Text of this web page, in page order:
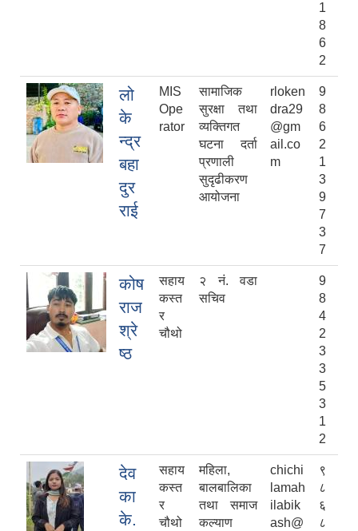
1
8
6
2
लो
के
न्द्र
बहा
दुर
राई
MIS
Ope
rator
सामाजिक
सुरक्षा तथा
व्यक्तिगत
घटना दर्ता
प्रणाली
सुदृढीकरण
आयोजना
rloken
dra29
@gm
ail.co
m
9
8
6
2
1
3
9
7
3
7
कोष
राज
श्रे
ष्ठ
सहाय
कस्त
र
चौथो
२ नं. वडा
सचिव
9
8
4
2
3
3
5
3
1
2
देव
का
के.
सहाय
कस्त
र
चौथो
महिला,
बालबालिका
तथा समाज
कल्याण
chichi
lamah
ilabik
ash@
९
८
६
८